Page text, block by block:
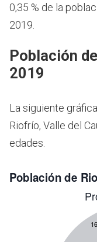
0,35 % de la
2019.
Población
2019
La siguiente
Riofrío, Valle del
edades.